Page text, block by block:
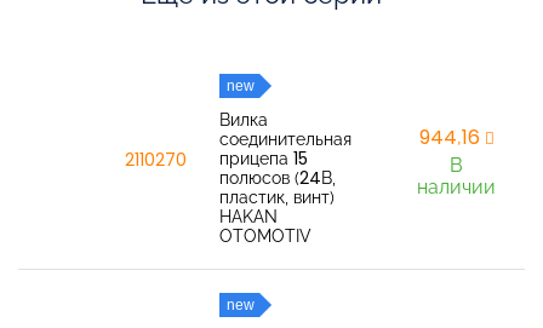
2110270
new
Вилка
соединительная
прицепа 15
полюсов (24В,
пластик, винт)
HAKAN
OTOMOTIV
944,16
В
наличии
new